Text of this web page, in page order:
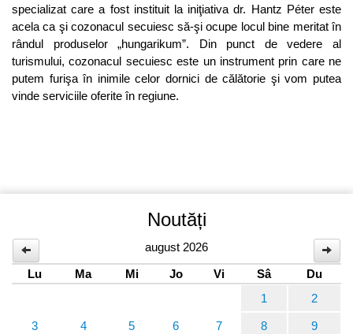
specializat care a fost instituit la iniţiativa dr. Hantz Péter este
acela ca şi cozonacul secuiesc să-şi ocupe locul bine meritat în
rândul produselor „hungarikum”. Din punct de vedere al
turismului, cozonacul secuiesc este un instrument prin care ne
putem furişa în inimile celor dornici de călătorie şi vom putea
vinde serviciile oferite în regiune.
Noutăți
august 2026
Lu
Ma Mi Jo Vi Sâ
Du
1
2
3 4 5 6 7 8 9